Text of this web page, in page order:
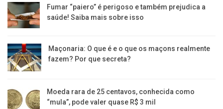
Fumar “paiero” é perigoso e também prejudica a
saúde! Saiba mais sobre isso
Maçonaria: O que é e o que os maçons realmente
fazem? Por que secreta?
Moeda rara de 25 centavos, conhecida como
“mula”, pode valer quase R$ 3 mil